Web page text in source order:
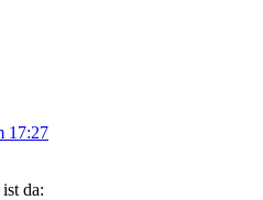
17:27
da: